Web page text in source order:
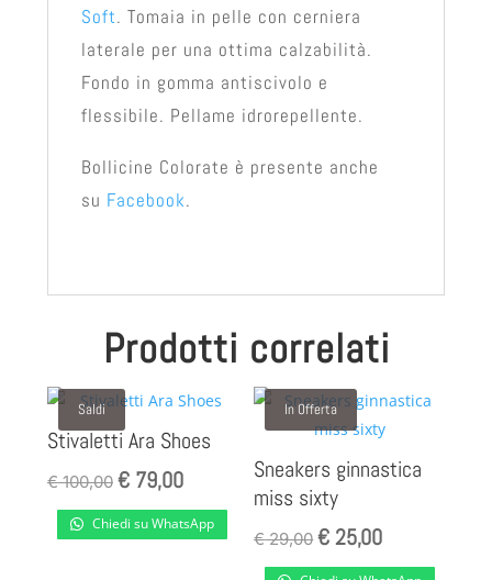
Soft. Tomaia in pelle con cerniera
laterale per una ottima calzabilità.
Fondo in gomma antiscivolo e
flessibile. Pellame idrorepellente.
Bollicine Colorate è presente anche
su Facebook.
Prodotti correlati
Saldi
Stivaletti Ara Shoes
€100,00 Il
prezzo
originale
€79,00Il
prezzo
attuale
Chiedi su WhatsApp
In Offerta
Sneakers ginnastica
miss sixty
€29,00Il
prezzo
€25,00Il
prezzo